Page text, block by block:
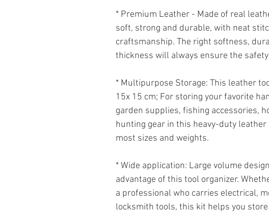
* Premium Leather - Made of real
soft, strong and durable, with neat
craftsmanship. The right softness,
thickness will always ensure the
* Multipurpose Storage: This leather
15x 15 сm; For storing your favorite
garden supplies, fishing accessories,
hunting gear in this heavy-duty
most sizes and weights.
* Wide application: Large volume
advantage of this tool organizer.
a professional who carries electrical,
locksmith tools, this kit helps you